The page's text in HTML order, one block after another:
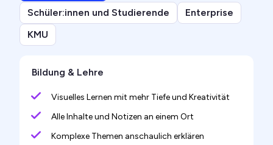
Schüler:innen und Studierende
Enterprise
KMU
Bildung & Lehre
Visuelles Lernen mit mehr Tiefe und Kreativität
Alle Inhalte und Notizen an einem Ort
Komplexe Themen anschaulich erklären